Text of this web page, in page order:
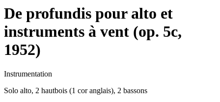
De profundis pour alto et
instruments à vent (op. 5c,
1952)
Instrumentation
Solo alto, 2 hautbois (1 cor anglais), 2 bassons